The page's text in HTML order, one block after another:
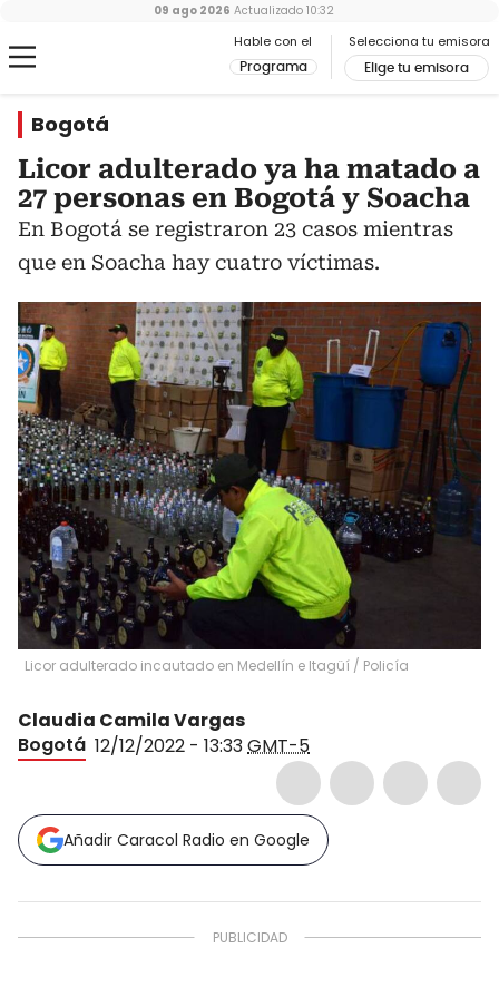
Hable con el
Programa
Selecciona tu emisora
Elige tu emisora
09 ago 2026 Actualizado 10:32
Bogotá
Licor adulterado ya ha matado a
27 personas en Bogotá y Soacha
En Bogotá se registraron 23 casos mientras
que en Soacha hay cuatro víctimas.
Licor adulterado incautado en Medellín e Itagüí / Policía
Claudia Camila Vargas
Bogotá 12/12/2022 - 13:33GMT-5
Añadir Caracol Radio en Google